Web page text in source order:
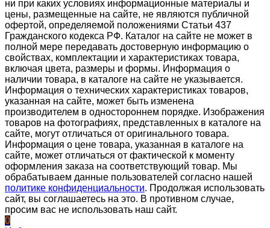
ни при каких условиях информационные материалы и
цены, размещенные на сайте, не являются публичной
офертой, определяемой положениями Статьи 437
Гражданского кодекса РФ. Каталог на сайте не может в
полной мере передавать достоверную информацию о
свойствах, комплектации и характеристиках товара,
включая цвета, размеры и формы. Информация о
наличии товара, в каталоге на сайте не указывается.
Информация о технических характеристиках товаров,
указанная на сайте, может быть изменена
производителем в одностороннем порядке. Изображения
товаров на фотографиях, представленных в каталоге на
сайте, могут отличаться от оригинального товара.
Информация о цене товара, указанная в каталоге на
сайте, может отличаться от фактической к моменту
оформления заказа на соответствующий товар. Мы
обрабатываем данные пользователей согласно нашей
политике конфиденциальности. Продолжая использовать
сайт, вы соглашаетесь на это. В противном случае,
просим вас не использовать наш сайт.
0